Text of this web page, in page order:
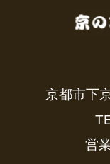
京都市下
営